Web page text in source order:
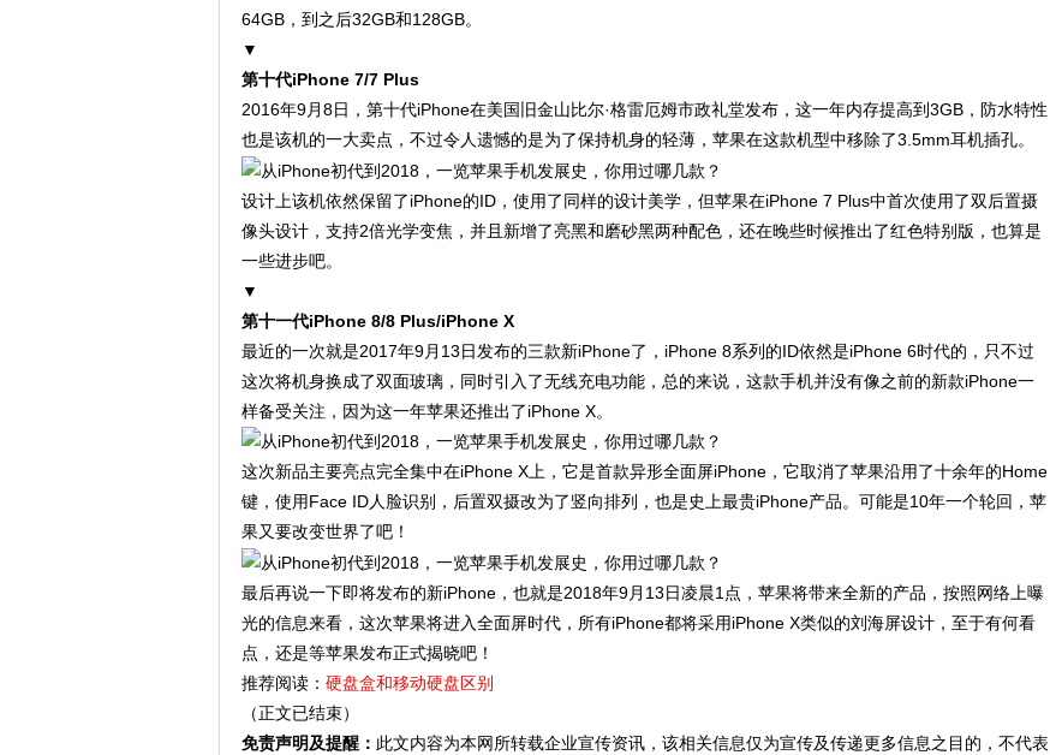
64GB，到之后32GB和128GB。
▼
第十代iPhone 7/7 Plus
2016年9月8日，第十代iPhone在美国旧金山比尔·格雷厄姆市政礼堂发布，这一年内存提高到3GB，防水特性
也是该机的一大卖点，不过令人遗憾的是为了保持机身的轻薄，苹果在这款机型中移除了3.5mm耳机插孔。
设计上该机依然保留了iPhone的ID，使用了同样的设计美学，但苹果在iPhone 7 Plus中首次使用了双后置摄
像头设计，支持2倍光学变焦，并且新增了亮黑和磨砂黑两种配色，还在晚些时候推出了红色特别版，也算是
一些进步吧。
▼
第十一代iPhone 8/8 Plus/iPhone X
最近的一次就是2017年9月13日发布的三款新iPhone了，iPhone 8系列的ID依然是iPhone 6时代的，只不过
这次将机身换成了双面玻璃，同时引入了无线充电功能，总的来说，这款手机并没有像之前的新款iPhone一
样备受关注，因为这一年苹果还推出了iPhone X。
这次新品主要亮点完全集中在iPhone X上，它是首款异形全面屏iPhone，它取消了苹果沿用了十余年的Home
键，使用Face ID人脸识别，后置双摄改为了竖向排列，也是史上最贵iPhone产品。可能是10年一个轮回，苹
果又要改变世界了吧！
最后再说一下即将发布的新iPhone，也就是2018年9月13日凌晨1点，苹果将带来全新的产品，按照网络上曝
光的信息来看，这次苹果将进入全面屏时代，所有iPhone都将采用iPhone X类似的刘海屏设计，至于有何看
点，还是等苹果发布正式揭晓吧！
推荐阅读： 硬盘盒和移动硬盘区别
（正文已结束）
免责声明及提醒： 此文内容为本网所转载企业宣传资讯，该相关信息仅为宣传及传递更多信息之目的，不代表